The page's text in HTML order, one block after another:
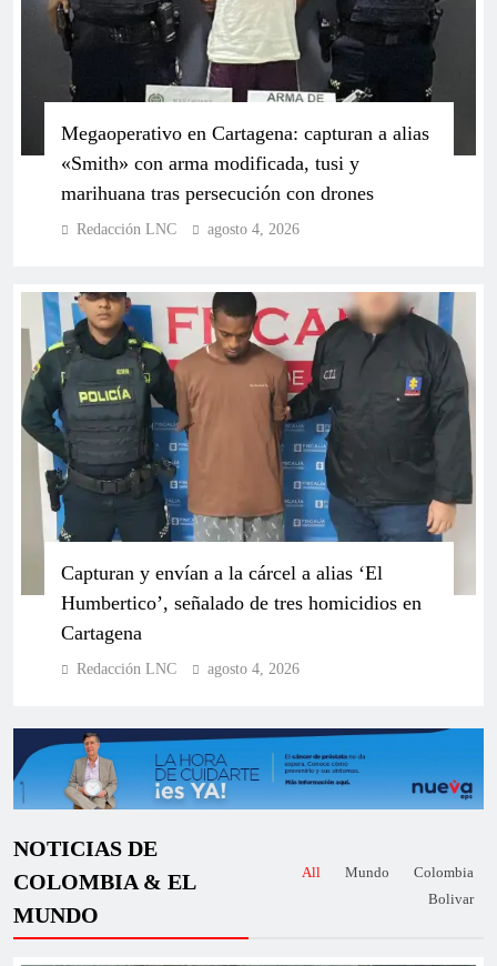
Sancionan a congresista Fernando Niño por ir en
contra de línea del Partido Conservador
Partido Conservador respalda a Paloma Valencia y
fortalece su agenda en Bolívar
Senador electo Selmen Arana pone en la mira tarifas
de energía y seguridad para impulsar el desarrollo
Megaoperativo en Cartagena: capturan a alias
«Smith» con arma modificada, tusi y
marihuana tras persecución con drones
Redacción LNC agosto 4, 2026
Capturan y envían a la cárcel a alias ‘El
Humbertico’, señalado de tres homicidios en
Cartagena
Redacción LNC agosto 4, 2026
NOTICIAS DE
COLOMBIA & EL
MUNDO
All Mundo
Colombia
Bolivar